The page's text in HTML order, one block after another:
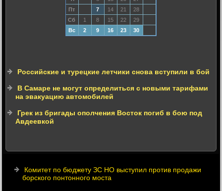
Пт
7 14 21
28
Сб
1 8 15 22
29
Вс
2 9 16 23 30
Российские и турецкие летчики снова вступили в бой
В Самаре не могут определиться с новыми тарифами
на эвакуацию автомобилей
Грек из бригады ополчения Восток погиб в бою под
Авдеевкой
Комитет по бюджету ЗС НО выступил против продажи
борского понтонного моста